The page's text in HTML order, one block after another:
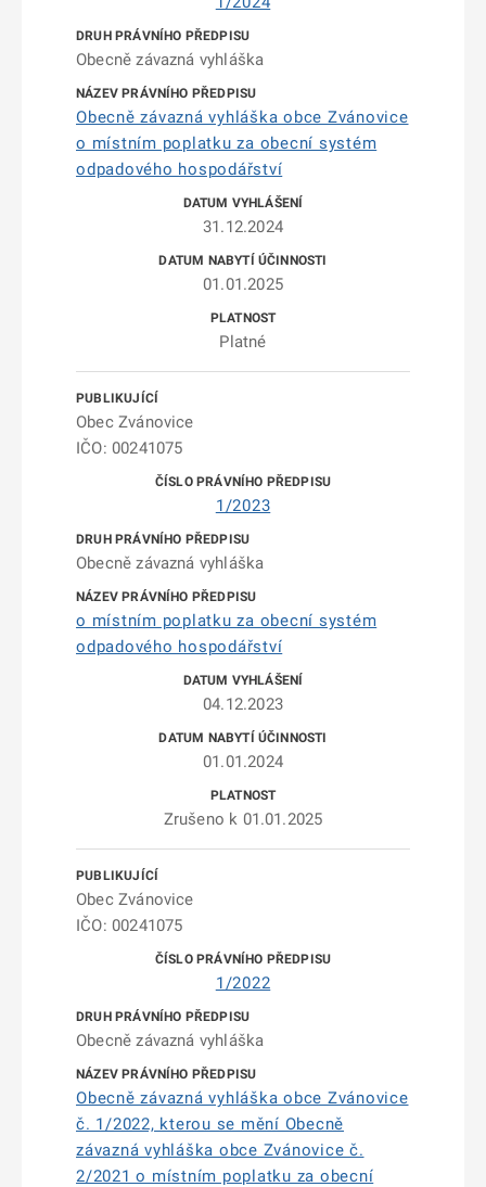
Obecně závazná vyhláška
Obecně závazná vyhláška obce Zvánovice
o místním poplatku za obecní systém
odpadového hospodářství
31.12.2024
01.01.2025
Platné
Obec Zvánovice
IČO: 00241075
1/2023
Obecně závazná vyhláška
o místním poplatku za obecní systém
odpadového hospodářství
04.12.2023
01.01.2024
Zrušeno k 01.01.2025
Obec Zvánovice
IČO: 00241075
1/2022
Obecně závazná vyhláška
Obecně závazná vyhláška obce Zvánovice
č. 1/2022, kterou se mění Obecně
závazná vyhláška obce Zvánovice č.
2/2021 o místním poplatku za obecní